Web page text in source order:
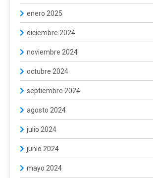
enero 2025
diciembre 2024
noviembre 2024
octubre 2024
septiembre 2024
agosto 2024
julio 2024
junio 2024
mayo 2024